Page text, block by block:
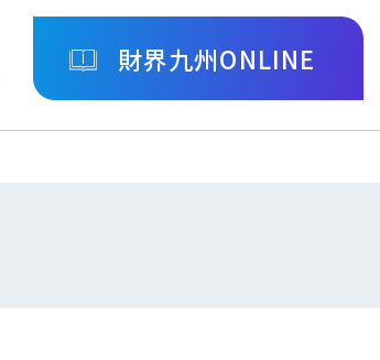
財界九州ONLINE